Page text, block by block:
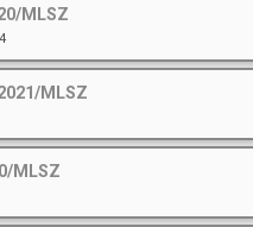
MLSZ
MLSZ
MLSZ